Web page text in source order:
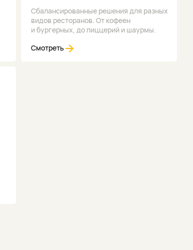
Сбалансированные решения для разных
видов ресторанов. От кофеен
и бургерных, до пиццерий и шаурмы.
Смотреть